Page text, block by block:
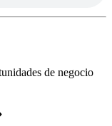
de negocio